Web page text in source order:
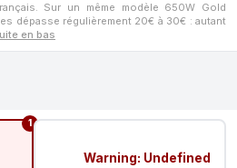
Sur un même modèle 650W Gold
dépasse régulièrement 20€ à 30€ : autant
en bas
1
Warning: Undefined